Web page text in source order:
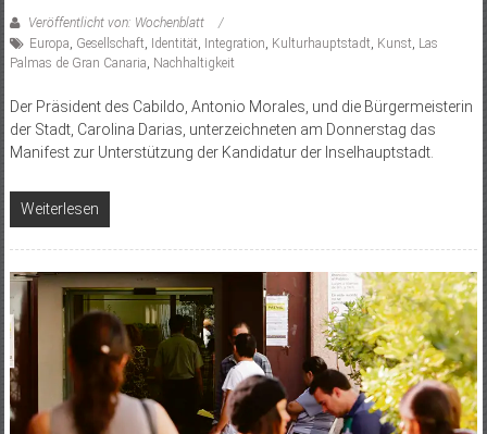
Veröffentlicht von: Wochenblatt
Europa, Gesellschaft, Identität, Integration, Kulturhauptstadt, Kunst, Las
Palmas de Gran Canaria, Nachhaltigkeit
Der Präsident des Cabildo, Antonio Morales, und die Bürgermeisterin
der Stadt, Carolina Darias, unterzeichneten am Donnerstag das
Manifest zur Unterstützung der Kandidatur der Inselhauptstadt.
Weiterlesen